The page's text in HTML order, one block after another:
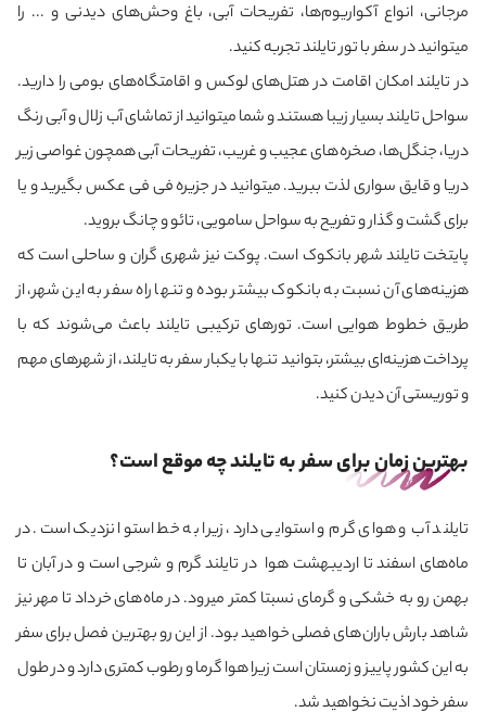
مرجانی، انواع آکواریوم‌ها، تفریحات آبی، باغ وحش‌های دیدنی و ... را
می‎توانید در سفر با تور تایلند تجربه کنید.
در تایلند امکان اقامت در هتل‌های لوکس و اقامتگاه‌های بومی را دارید.
سواحل تایلند بسیار زیبا هستند و شما می‎توانید از تماشای آب زلال و آبی رنگ
دریا، جنگل‌ها، صخره‌های عجیب و غریب، تفریحات آبی همچون غواصی زیر
دریا و قایق سواری لذت ببرید. می‎توانید در جزیره فی فی عکس بگیرید و یا
برای گشت و گذار و تفریح به سواحل سامویی، تائو و چانگ بروید.
پایتخت تایلند شهر بانکوک است. پوکت نیز شهری گران و ساحلی است که
هزینه‌های آن نسبت به بانکوک بیشتر بوده و تنها راه سفر به این شهر، از
طریق خطوط هوایی است. تورهای ترکیبی تایلند باعث می‌شوند که با
پرداخت هزینه‌ای بیشتر، بتوانید تنها با یکبار سفر به تایلند، از شهرهای مهم
و توریستی آن دیدن کنید.
بهترین زمان برای سفر به تایلند چه موقع است؟
تایلند آب و هوای گرم و استوایی دارد، زیرا به خط استوا نزدیک است. در
ماه‌های اسفند تا اردیبهشت هوا در تایلند گرم و شرجی است و در آبان تا
بهمن رو به خشکی و گرمای نسبتا کمتر می‎رود. در ماه‌های خرداد تا مهر نیز
شاهد بارش باران‌های فصلی خواهید بود. از این رو بهترین فصل برای سفر
به این کشور پاییز و زمستان است زیرا هوا گرما و رطوب کمتری دارد و در طول
سفر خود اذیت نخواهید شد.